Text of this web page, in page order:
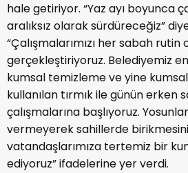
hale getiriyor. “Yaz ayı boyunca
aralıksız olarak sürdüreceğiz”
“Çalışmalarımızı her sabah rutin
gerçekleştiriyoruz. Belediyemiz
kumsal temizleme ve yine
kullanılan tırmık ile günün erken
çalışmalarına başlıyoruz.
vermeyerek sahillerde
vatandaşlarımıza tertemiz bir
ediyoruz” ifadelerine yer verdi.